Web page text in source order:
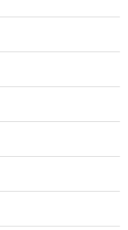
decorate în stil modern, cât și
cu grijă pentru detaliu.